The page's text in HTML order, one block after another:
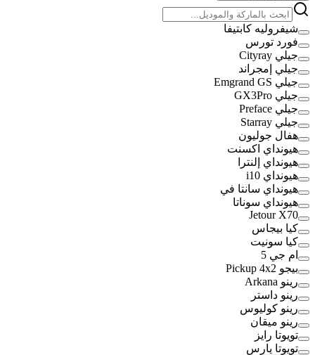
شيفروليه كابتيفا
فورد تورس
جيلي Cityray
جيلي إمجراند
جيلي Emgrand GS
جيلي GX3Pro
جيلي Preface
جيلي Starray
هفال جوليون
هيونداي اكسنت
هيونداي إلنترا
هيونداي i10
هيونداي سانتا في
هيونداي سوناتا
Jetour X70
كيا بيجاس
كيا سونيت
ام جي 5
بيجو Pickup 4x2
رينو Arkana
رينو داستر
رينو كوليوس
رينو ميقان
تويوتا رايز
تويوتا يارس